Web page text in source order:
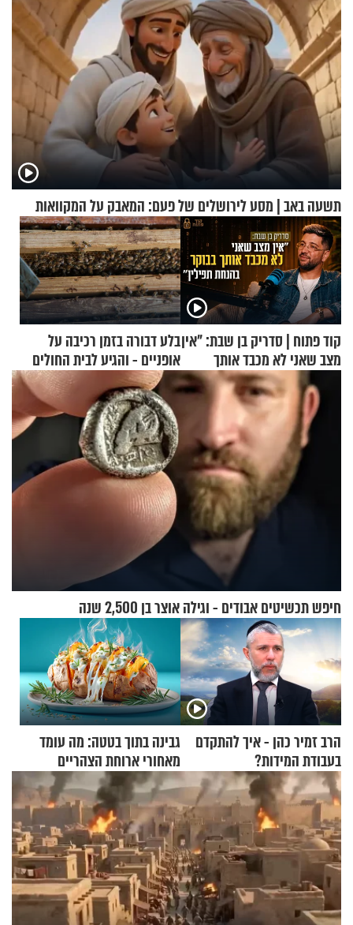
תשעה באב | מסע לירושלים של פעם: המאבק על המקוואות
קוד פתוח | סדריק בן שבת: "אין
מצב שאני לא מכבד אותך
בבוקר בהנחת תפילין"
בלע דבורה בזמן רכיבה על
אופניים - והגיע לבית החולים
במצב מסכן חיים
חיפש תכשיטים אבודים - וגילה אוצר בן 2,500 שנה
הרב זמיר כהן - איך להתקדם
בעבודת המידות?
גבינה בתוך בטטה: מה עומד
מאחורי ארוחת הצהריים
שכבשה את הרשת?